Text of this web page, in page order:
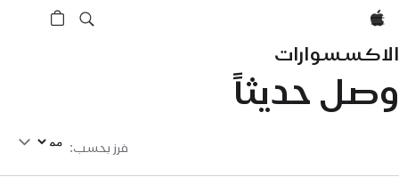
Apple‏
الاكسسوارات
وصل حديثاً
فرز بحسب: فرز بحسب